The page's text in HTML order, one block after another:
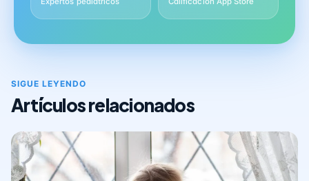
SIGUE LEYENDO
Artículos relacionados